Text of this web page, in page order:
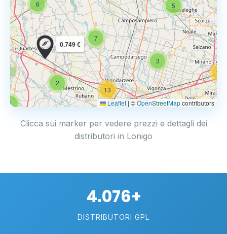
14
4
2
5
3
6
7
13
0.749 €
Leaflet | ©OpenStreetMapcontributors
Clicca sui marker per vedere prezzi e dettagli dei
distributori in Lonigo
4.076+
DISTRIBUTORI GPL